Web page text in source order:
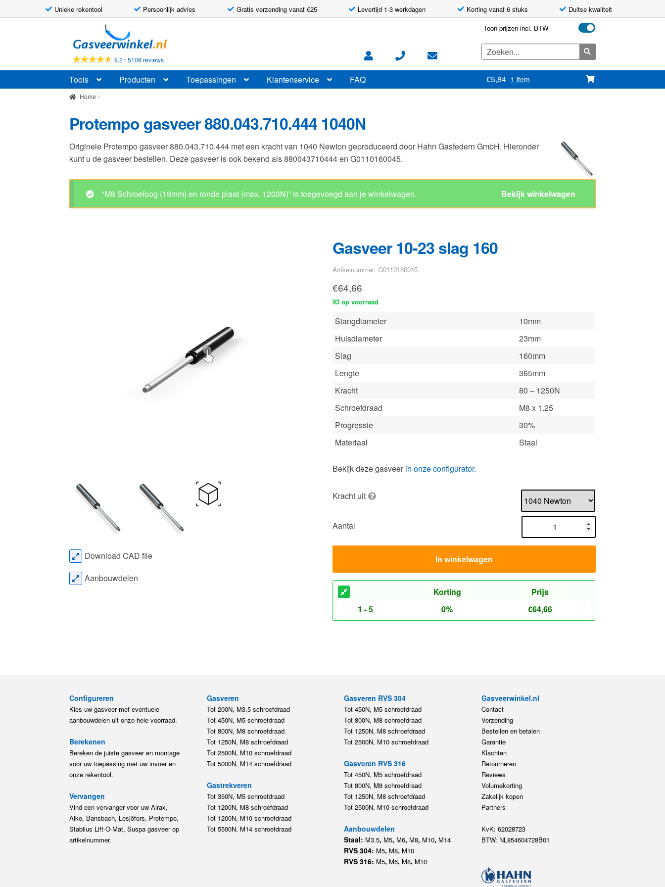
Unieke rekentool Persoonlijk advies Gratis verzending vanaf €25 Levertijd 1-3 werkdagen Korting vanaf 6 stuks Duitse kwaliteit
door
naar
navigatie
naar
de
inhoud
9.2 -5109 reviews
Toon prijzen incl. BTW
Zoeken
naar:
Tools Producten Toepassingen Klantenservice FAQ €5,84 1 item
Home
Protempo gasveer 880.043.710.444 1040N
Originele Protempo gasveer 880.043.710.444 met een kracht van 1040 Newton geproduceerd door Hahn Gasfedern GmbH. Hieronder
kunt u de gasveer bestellen. Deze gasveer is ook bekend als 880043710444 en G0110160045.
Gasveer 10-23 slag 160
93 op voorraad
Stangdiameter
Huisdiameter
Slag
Lengte
365mm
Kracht
80 – 1250N
Schroefdraad
M8 x 1.25
Progressie
30%
Materiaal
Staal
Bekijk deze gasveer
Kracht uit
Aantal
Korting
Prijs
0%
Download CAD file
Aanbouwdelen
Bereken de juiste gasveer en montage
voor uw toepassing met uw invoer en
onze rekentool.
Vervangen
Vind een vervanger voor uw Airax,
Alko, Bansbach, Lesjöfors, Protempo,
Stabilus Lift-O-Mat, Suspa gasveer op
Tot 2500N, M10 schroefdraad
Tot 5000N, M14 schroefdraad
Gastrekveren
Tot 350N, M5 schroefdraad
Tot 1200N, M8 schroefdraad
Tot 1200N, M10 schroefdraad
Gasveren RVS 316
Tot 450N, M5 schroefdraad
Tot 800N, M8 schroefdraad
Tot 1250N, M8 schroefdraad
Aanbouwdelen
Staal:M3.5, M5,M6,M8,
RVS 304: M5,M8,M10
RVS 316: M5, M6,M8,M10
Klachten
Retourneren
Reviews
Volumekorting
Zakelijk kopen
Partners
KvK: 62028723
BTW: NL854604728B01